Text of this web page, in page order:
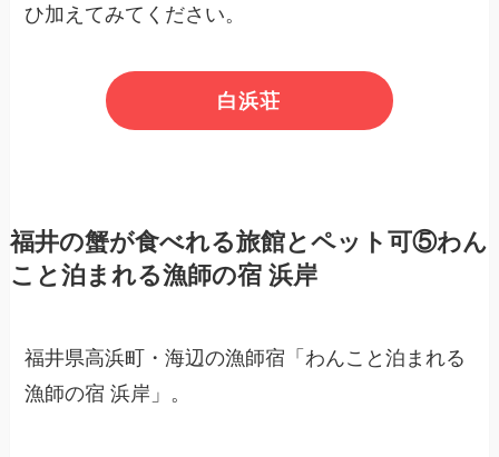
ひ加えてみてください。
白浜荘
福井の蟹が食べれる旅館とペット可⑤わん
こと泊まれる漁師の宿 浜岸
福井県高浜町・海辺の漁師宿「わんこと泊まれる
漁師の宿 浜岸」。